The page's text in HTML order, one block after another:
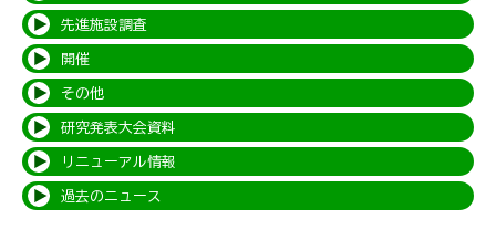
先進施設調査
開催
その他
研究発表大会資料
リニューアル情報
過去のニュース